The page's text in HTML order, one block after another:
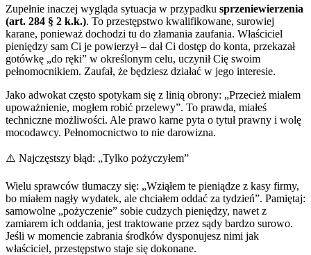
Zupełnie inaczej wygląda sytuacja w przypadku sprzeniewierzenia
(art. 284 § 2 k.k.). To przestępstwo kwalifikowane, surowiej
karane, ponieważ dochodzi tu do złamania zaufania. Właściciel
pieniędzy sam Ci je powierzył – dał Ci dostęp do konta, przekazał
gotówkę „do ręki” w określonym celu, uczynił Cię swoim
pełnomocnikiem. Zaufał, że będziesz działać w jego interesie.
Jako adwokat często spotykam się z linią obrony: „Przecież miałem
upoważnienie, mogłem robić przelewy”. To prawda, miałeś
techniczne możliwości. Ale prawo karne pyta o tytuł prawny i wolę
mocodawcy. Pełnomocnictwo to nie darowizna.
⚠️ Najczęstszy błąd: „Tylko pożyczyłem”
Wielu sprawców tłumaczy się: „Wziąłem te pieniądze z kasy firmy,
bo miałem nagły wydatek, ale chciałem oddać za tydzień”. Pamiętaj:
samowolne „pożyczenie” sobie cudzych pieniędzy, nawet z
zamiarem ich oddania, jest traktowane przez sądy bardzo surowo.
Jeśli w momencie zabrania środków dysponujesz nimi jak
właściciel, przestępstwo staje się dokonane.